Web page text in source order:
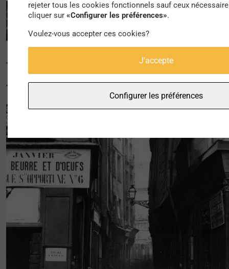
rejeter tous les cookies fonctionnels sauf ceux
cliquer sur«Configurer les préférences».
Voulez-vous accepter ces cookies?
J'accepte
Configurer les préférences